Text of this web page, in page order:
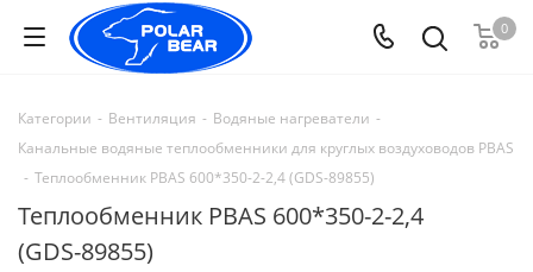
0
Категории - Вентиляция - Водяные нагреватели -
Канальные водяные теплообменники для круглых воздуховодов PBAS
- Теплообменник PBAS 600*350-2-2,4 (GDS-89855)
Теплообменник PBAS 600*350-2-2,4
(GDS-89855)